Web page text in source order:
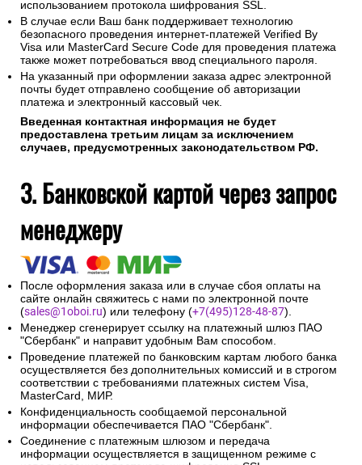
использованием протокола шифрования SSL.
В случае если Ваш банк поддерживает технологию
безопасного проведения интернет-платежей Verified By
Visa или MasterCard Secure Code для проведения платежа
также может потребоваться ввод специального пароля.
На указанный при оформлении заказа адрес электронной
почты будет отправлено сообщение об авторизации
платежа и электронный кассовый чек.
Введенная контактная информация не будет
предоставлена третьим лицам за исключением
случаев, предусмотренных законодательством РФ.
3. Банковской картой через запрос
менеджеру
После оформления заказа или в случае сбоя оплаты на
сайте онлайн свяжитесь с нами по электронной почте
(sales@1oboi.ru) или телефону (+7(495)128-48-87).
Менеджер сгенерирует ссылку на платежный шлюз ПАО
"Сбербанк" и направит удобным Вам способом.
Проведение платежей по банковским картам любого банка
осуществляется без дополнительных комиссий и в строгом
соответствии с требованиями платежных систем Visa,
MasterCard, МИР.
Конфиденциальность сообщаемой персональной
информации обеспечивается ПАО "Сбербанк".
Соединение с платежным шлюзом и передача
информации осуществляется в защищенном режиме с